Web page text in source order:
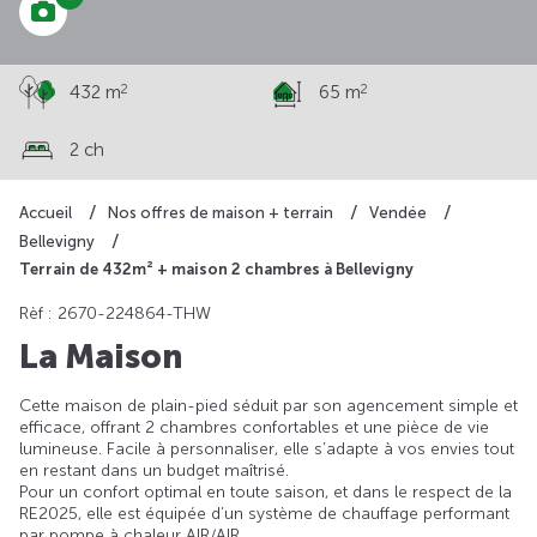
Accueil Nos offres de maison + terrain
Vendée
Bellevigny
Terrain de 432m² + maison 2 chambres à Bellevigny
432 m2 65 m2
2 ch
Rèf : 2670-224864-THW
La Maison
Cette maison de plain-pied séduit par son agencement simple et
efficace, offrant 2 chambres confortables et une pièce de vie
lumineuse. Facile à personnaliser, elle s’adapte à vos envies tout
en restant dans un budget maîtrisé.
Pour un confort optimal en toute saison, et dans le respect de la
RE2025, elle est équipée d’un système de chauffage performant